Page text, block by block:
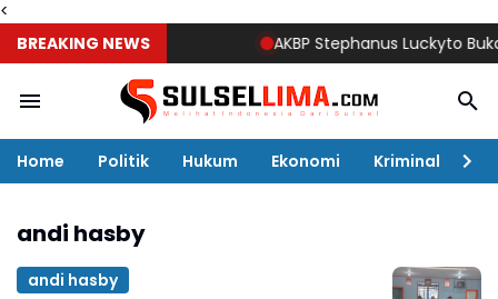
<
BREAKING NEWS
AKBP Stephanus Luckyto Buka
Home Politik Hukum Ekonomi Kriminal
andi hasby
andi hasby